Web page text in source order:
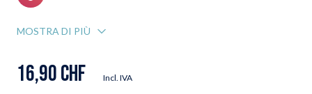
MOSTRA DI PIÙ
16,90 CHF Incl. IVA